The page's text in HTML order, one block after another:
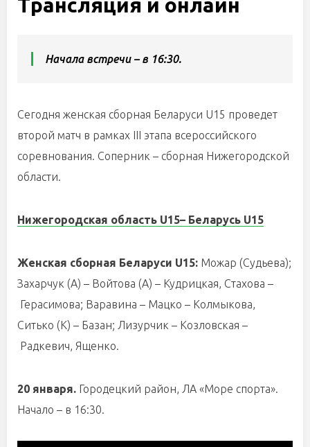
Трансляция и онлайн
Начала встречи – в 16:30.
Сегодня женская сборная Беларуси U15 проведет
второй матч в рамках III этапа всероссийского
соревнования. Соперник – сборная Нижегородской
области.
Нижегородская область U15– Беларусь U15
Женская сборная Беларуси U15: Можар (Судьева);
Захарчук (А) – Войтова (А) – Кудрицкая, Стахова –
Герасимова; Варавина – Мацко – Колмыкова,
Ситько (К) – Базан; Лизурчик – Козловская –
Радкевич, Ященко.
20 января. Городецкий район, ЛА «Море спорта».
Начало – в 16:30.